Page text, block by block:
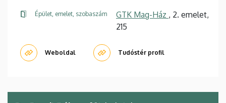
Épület, emelet, szobaszám GTK Mag-Ház , 2. emelet,
215
Weboldal Tudóstér profil